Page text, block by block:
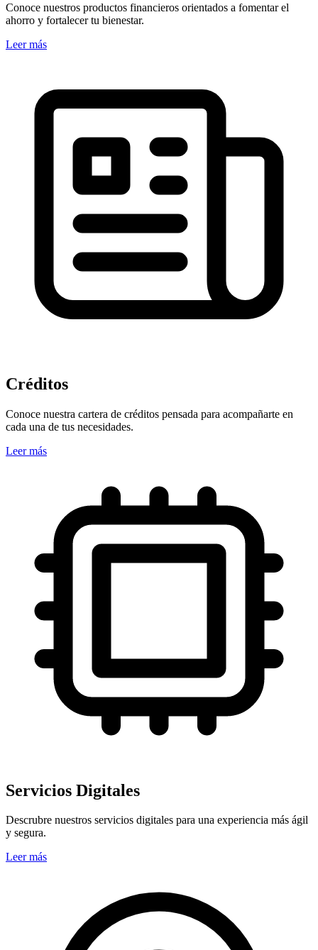
Conoce nuestros productos financieros orientados a fomentar el
ahorro y fortalecer tu bienestar.
Leer más
Créditos
Conoce nuestra cartera de créditos pensada para acompañarte en
cada una de tus necesidades.
Leer más
Servicios Digitales
Descrubre nuestros servicios digitales para una experiencia más ágil
y segura.
Leer más